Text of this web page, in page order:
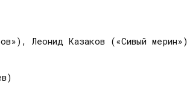
Леонид Казаков («Сивый мерин»)